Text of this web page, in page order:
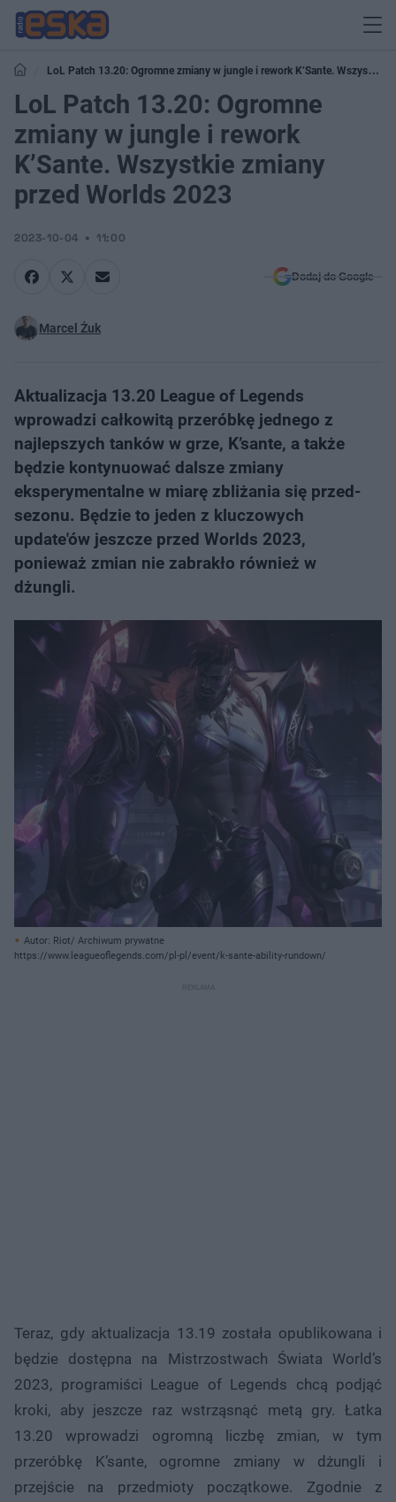
LoL Patch 13.20: Ogromne zmiany w jungle i rework K’Sante. Wszystkie
zmiany przed Worlds 2023
LoL Patch 13.20: Ogromne
zmiany w jungle i rework
K’Sante. Wszystkie zmiany
przed Worlds 2023
2023-10-04 11:00
Dodaj do Google
Marcel Żuk
Aktualizacja 13.20 League of Legends
wprowadzi całkowitą przeróbkę jednego z
najlepszych tanków w grze, K’sante, a także
będzie kontynuować dalsze zmiany
eksperymentalne w miarę zbliżania się przed-
sezonu. Będzie to jeden z kluczowych
update'ów jeszcze przed Worlds 2023,
ponieważ zmian nie zabrakło również w
dżungli.
Autor: Riot/ Archiwum prywatne
https://www.leagueoflegends.com/pl-pl/event/k-sante-ability-rundown/
Teraz, gdy aktualizacja 13.19 została opublikowana i
będzie dostępna na Mistrzostwach Świata World’s
2023, programiści League of Legends chcą podjąć
kroki, aby jeszcze raz wstrząsnąć metą gry. Łatka
13.20 wprowadzi ogromną liczbę zmian, w tym
przeróbkę K’sante, ogromne zmiany w dżungli i
przejście na przedmioty początkowe. Zgodnie z